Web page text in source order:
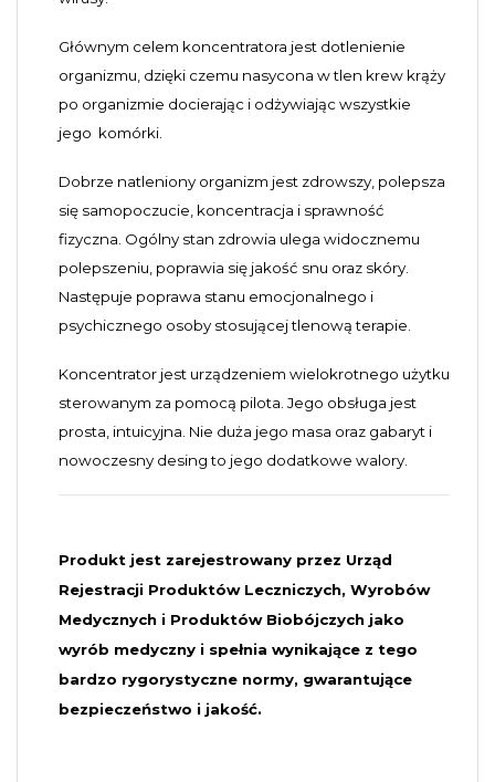
Głównym celem koncentratora jest dotlenienie
organizmu, dzięki czemu nasycona w tlen krew krąży
po organizmie docierając i odżywiając wszystkie
jego komórki.
Dobrze natleniony organizm jest zdrowszy, polepsza
się samopoczucie, koncentracja i sprawność
fizyczna. Ogólny stan zdrowia ulega widocznemu
polepszeniu, poprawia się jakość snu oraz skóry.
Następuje poprawa stanu emocjonalnego i
psychicznego osoby stosującej tlenową terapie.
Koncentrator jest urządzeniem wielokrotnego użytku
sterowanym za pomocą pilota. Jego obsługa jest
prosta, intuicyjna. Nie duża jego masa oraz gabaryt i
nowoczesny desing to jego dodatkowe walory.
Produkt jest zarejestrowany przez Urząd
Rejestracji Produktów Leczniczych, Wyrobów
Medycznych i Produktów Biobójczych jako
wyrób medyczny i spełnia wynikające z tego
bardzo rygorystyczne normy, gwarantujące
bezpieczeństwo i jakość.